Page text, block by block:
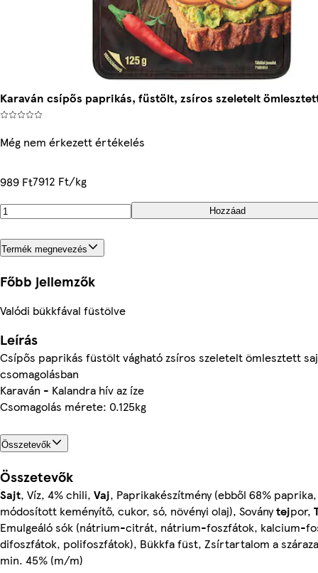
Karaván csípős paprikás, füstölt, zsíros szeletelt
Még nem érkezett értékelés
989 Ft7912 Ft/kg
Hozzáad
Termék megnevezés
Főbb jellemzők
Valódi bükkfával füstölve
Leírás
Csípős paprikás füstölt vágható zsíros szeletelt ömlesztett
csomagolásban
Karaván - Kalandra hív az íze
Csomagolás mérete: 0.125kg
Összetevők
Összetevők
Sajt, Víz, 4% chili, Vaj, Paprikakészítmény (ebből 68%
módosított keményítő, cukor, só, növényi olaj), Soványtejpor,
Emulgeáló sók (nátrium-citrát, nátrium-foszfátok, kalcium-
difoszfátok, polifoszfátok), Bükkfa füst, Zsírtartalom a
min. 45% (m/m)